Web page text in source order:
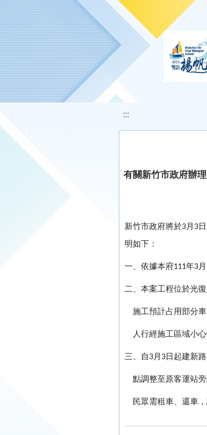
移至網頁之主要內容區位置
:::
有關新竹市政府辦
新竹市政府將於3月 3
明如下：
一、依據本府111年3月
二、本案工程位於光
施工預計占用部分
人行經施工區域小
三、自3月 3日起建新
點調整至原客運站
民眾需租車、還車